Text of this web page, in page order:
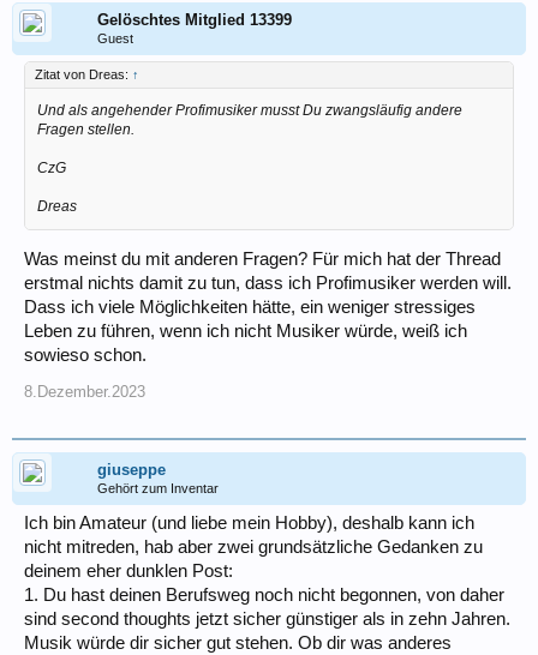
Gelöschtes Mitglied 13399
Guest
Zitat von Dreas: ↑
Und als angehender Profimusiker musst Du zwangsläufig andere
Fragen stellen.
CzG
Dreas
Was meinst du mit anderen Fragen? Für mich hat der Thread
erstmal nichts damit zu tun, dass ich Profimusiker werden will.
Dass ich viele Möglichkeiten hätte, ein weniger stressiges
Leben zu führen, wenn ich nicht Musiker würde, weiß ich
sowieso schon.
8.Dezember.2023
giuseppe
Gehört zum Inventar
Ich bin Amateur (und liebe mein Hobby), deshalb kann ich
nicht mitreden, hab aber zwei grundsätzliche Gedanken zu
deinem eher dunklen Post:
1. Du hast deinen Berufsweg noch nicht begonnen, von daher
sind second thoughts jetzt sicher günstiger als in zehn Jahren.
Musik würde dir sicher gut stehen. Ob dir was anderes